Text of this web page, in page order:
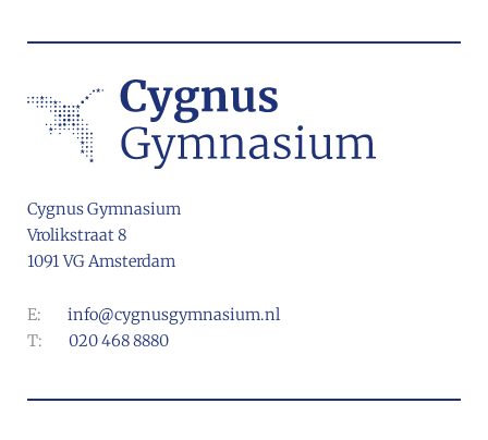
Cygnus Gymnasium
Vrolikstraat 8
1091 VG Amsterdam
E: info@cygnusgymnasium.nl
T: 020 468 8880